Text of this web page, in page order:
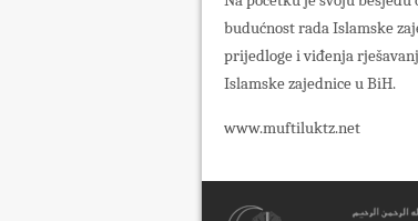
budućnost rada Islamske
prijedloge i viđenja
Islamske zajednice u BiH.
www.muftiluktz.net